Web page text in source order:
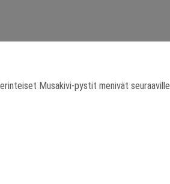
Musakivi-pystit menivät seuraaville